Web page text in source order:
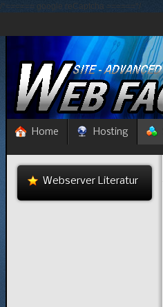
/*====== google reCaptcha ======*/
Home Hosting
Webserver Literatur